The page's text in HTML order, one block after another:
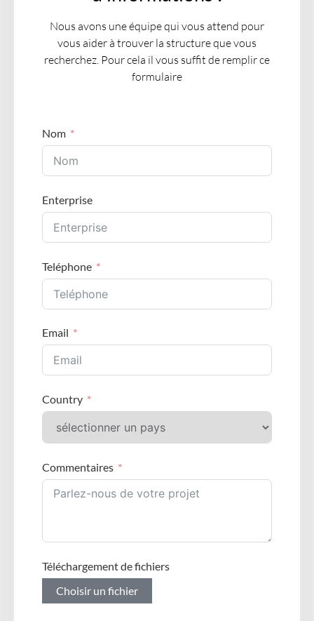
Nous avons une équipe qui vous attend pour
vous aider à trouver la structure que vous
recherchez. Pour cela il vous suffit de remplir ce
formulaire
Nom
Enterprise
Teléphone
Email
Country
Commentaires
Téléchargement de fichiers
Choisir un fichier